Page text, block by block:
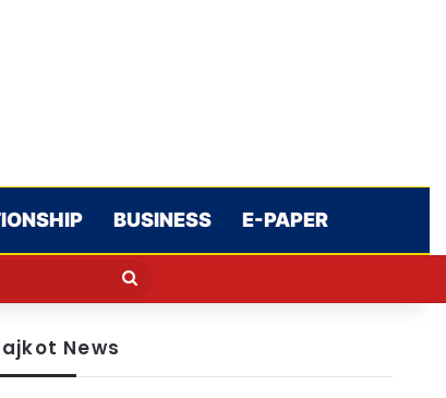
BUSINESS E-PAPER
Search
News